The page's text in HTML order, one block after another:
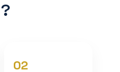
?
02